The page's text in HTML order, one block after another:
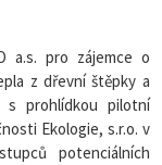
a.s. pro zájemce o
z dřevní štěpky a
s prohlídkou pilotní
Ekologie, s.r.o. v
potenciálních